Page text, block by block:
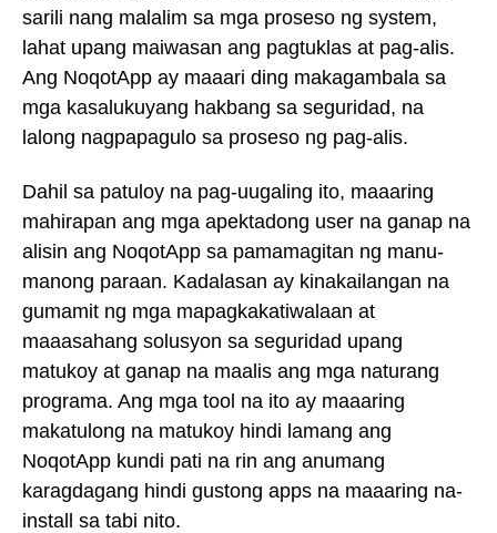
sarili nang malalim sa mga proseso ng system,
lahat upang maiwasan ang pagtuklas at pag-alis.
Ang NoqotApp ay maaari ding makagambala sa
mga kasalukuyang hakbang sa seguridad, na
lalong nagpapagulo sa proseso ng pag-alis.
Dahil sa patuloy na pag-uugaling ito, maaaring
mahirapan ang mga apektadong user na ganap na
alisin ang NoqotApp sa pamamagitan ng manu-
manong paraan. Kadalasan ay kinakailangan na
gumamit ng mga mapagkakatiwalaan at
maaasahang solusyon sa seguridad upang
matukoy at ganap na maalis ang mga naturang
programa. Ang mga tool na ito ay maaaring
makatulong na matukoy hindi lamang ang
NoqotApp kundi pati na rin ang anumang
karagdagang hindi gustong apps na maaaring na-
install sa tabi nito.